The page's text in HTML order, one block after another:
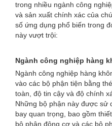
trong nhiều ngành công
và sản xuất chính xác của
số ứng dụng phổ biến trong
này vượt trội:
Ngành công nghiệp hàng
Ngành công nghiệp hàng
vào các bộ phận tiện bằng
toàn, độ tin cậy và độ chính
Những bộ phận này được sử
bay quan trọng, bao gồm
bộ phận động cơ và các bộ